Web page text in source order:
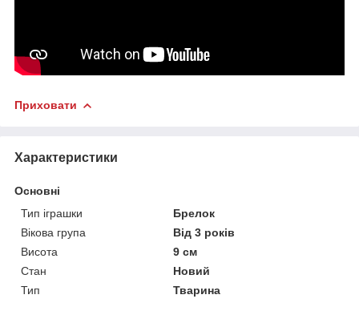
Приховати
Характеристики
Основні
Тип іграшки
Брелок
Вікова група
Від 3 років
Висота
9 см
Стан
Новий
Тип
Тварина